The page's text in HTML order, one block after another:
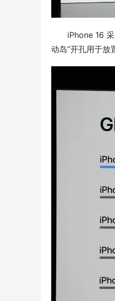
iPhone 16
动岛”开孔用于放